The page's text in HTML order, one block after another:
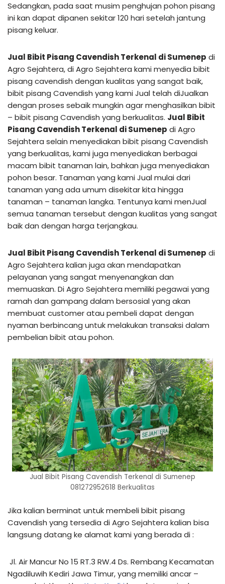
Sedangkan, pada saat musim penghujan pohon pisang
ini kan dapat dipanen sekitar 120 hari setelah jantung
pisang keluar.
Jual Bibit Pisang Cavendish Terkenal di Sumenep di
Agro Sejahtera, di Agro Sejahtera kami menyedia bibit
pisang cavendish dengan kualitas yang sangat baik,
bibit pisang Cavendish yang kami Jual telah diJualkan
dengan proses sebaik mungkin agar menghasilkan bibit
– bibit pisang Cavendish yang berkualitas. Jual Bibit
Pisang Cavendish Terkenal di Sumenep di Agro
Sejahtera selain menyediakan bibit pisang Cavendish
yang berkualitas, kami juga menyediakan berbagai
macam bibit tanaman lain, bahkan juga menyediakan
pohon besar. Tanaman yang kami Jual mulai dari
tanaman yang ada umum disekitar kita hingga
tanaman – tanaman langka. Tentunya kami menJual
semua tanaman tersebut dengan kualitas yang sangat
baik dan dengan harga terjangkau.
Jual Bibit Pisang Cavendish Terkenal di Sumenep di
Agro Sejahtera kalian juga akan mendapatkan
pelayanan yang sangat menyenangkan dan
memuaskan. Di Agro Sejahtera memiliki pegawai yang
ramah dan gampang dalam bersosial yang akan
membuat customer atau pembeli dapat dengan
nyaman berbincang untuk melakukan transaksi dalam
pembelian bibit atau pohon.
Jual Bibit Pisang Cavendish Terkenal di Sumenep
081272952618 Berkualitas
Jika kalian berminat untuk membeli bibit pisang
Cavendish yang tersedia di Agro Sejahtera kalian bisa
langsung datang ke alamat kami yang berada di :
Jl. Air Mancur No 15 RT.3 RW.4 Ds. Rembang Kecamatan
Ngadiluwih Kediri Jawa Timur, yang memiliki ancar –